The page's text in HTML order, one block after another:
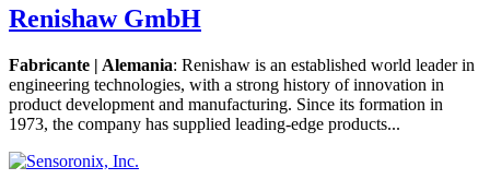
Renishaw GmbH
Fabricante | Alemania: Renishaw is an established world leader in
engineering technologies, with a strong history of innovation in
product development and manufacturing. Since its formation in
1973, the company has supplied leading-edge products...